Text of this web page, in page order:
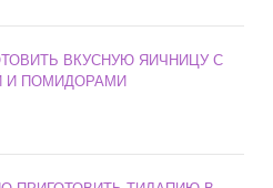
ВКУСНУЮ ЯИЧНИЦУ С
И ПОМИДОРАМИ